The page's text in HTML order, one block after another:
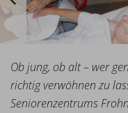
Ob jung, ob alt – wer
richtig verwöhnen zu
Seniorenzentrums